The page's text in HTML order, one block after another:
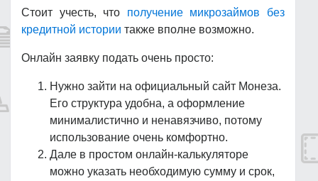
Стоит учесть, что получение микрозаймов без
кредитной истории также вполне возможно.
Онлайн заявку подать очень просто:
Нужно зайти на официальный сайт Монеза.
Его структура удобна, а оформление
минималистично и ненавязчиво, потому
использование очень комфортно.
Дале в простом онлайн-калькуляторе
можно указать необходимую сумму и срок,